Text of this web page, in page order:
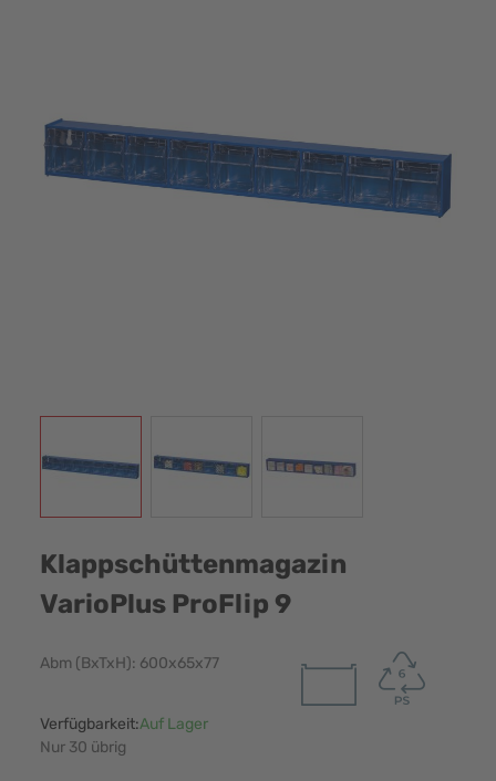
Klappschüttenmagazin
VarioPlus ProFlip 9
Abm (BxTxH): 600x65x77
Verfügbarkeit:Auf Lager
Nur 30 übrig